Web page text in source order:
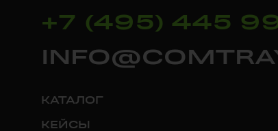
+7 (495) 445
КАТАЛОГ
КЕЙСЫ